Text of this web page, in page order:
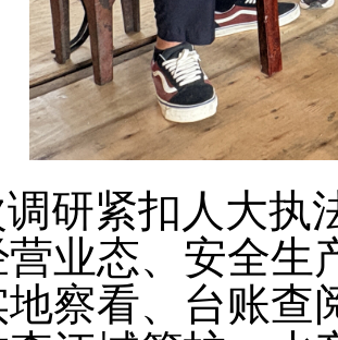
研紧扣人大执
业态、安全生
察看、台账查